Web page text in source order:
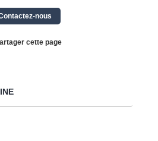
nous
cette page